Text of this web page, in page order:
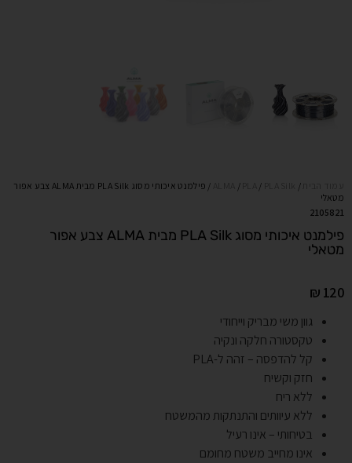
/
/ /
/ פילמנט איכותי מסוג PLA Silk מבית ALMA צבע אפור
מטאלי
2105821
פילמנט איכותי מסוג PLA Silk מבית ALMA צבע אפור
מטאלי
₪ 120
גוון משי מבריק וייחודי
טקסטורה חלקה ונקיה
קל להדפסה – זהה ל-PLA
חזק וקשיח
ללא ריח
ללא עיוותים והתנתקות מהמשטח
בטיחותי – אינו רעיל
אינו מחייב משטח מחומם